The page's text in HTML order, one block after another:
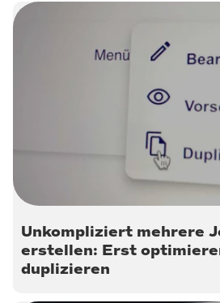
Unkompliziert mehrere
erstellen: Erst
duplizieren